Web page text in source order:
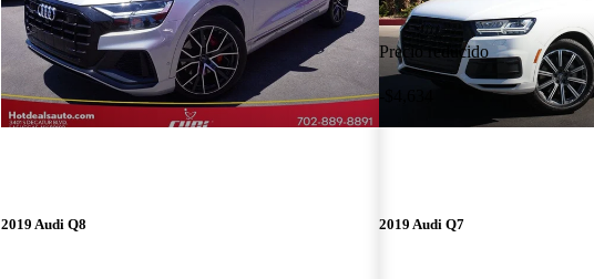
2019 Audi Q8
Precio reducido
-$4,634
2019 Audi Q7